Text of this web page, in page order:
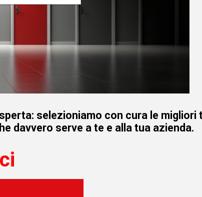
selezioniamo con cura le migliori
davvero serve a te e alla tua azienda.